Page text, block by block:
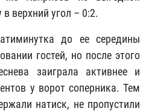
верхний угол – 0:2.
до ее середины
гостей, но после этого
заиграла активнее и
у ворот соперника. Тем
натиск, не пропустили